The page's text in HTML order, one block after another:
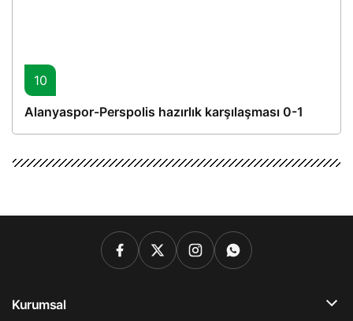
10
Alanyaspor-Perspolis hazırlık karşılaşması 0-1
Kurumsal